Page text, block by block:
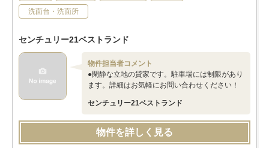
洗面台・洗面所
センチュリー21ベストランド
物件担当者コメント
●閑静な立地の貸家です。駐車場には制限があり
ます。詳細はお気軽にお問い合わせください！
センチュリー21ベストランド
物件を詳しく見る